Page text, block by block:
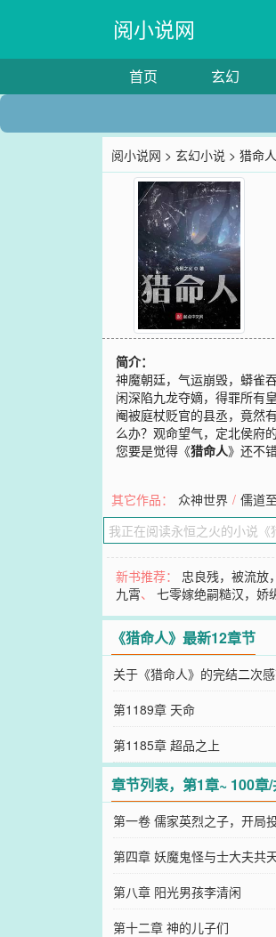
阅小说网
首页 玄幻
阅小说网 >玄幻小说 > 猎命人
简介：
神魔朝廷，气运崩毁，蟒雀
闲深陷九龙夺嫡，得罪所有
阉被庭杖贬官的县丞，竟然
么办？观命望气，定北侯府
您要是觉得《猎命人》还不
其它作品： 众神世界 / 儒道
新书推荐： 忠良残，被流放
九霄、七零嫁绝嗣糙汉，娇
《猎命人》最新12章节
关于《猎命人》的完结二次感
第1189章 天命
第1185章 超品之上
章节列表，第1章~ 100章
第一卷 儒家英烈之子，开局
第四章 妖魔鬼怪与士大夫共
第八章 阳光男孩李清闲
第十二章 神的儿子们